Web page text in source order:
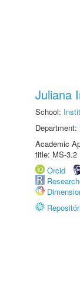
Juliana
School:
Department:
Academic
title: MS-3.2
Orcid